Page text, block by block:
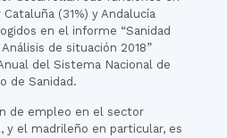
(31%) y Andalucía
en el informe “Sanidad
de situación 2018”
del Sistema Nacional de
de Sanidad.
de empleo en el sector
y el madrileño en particular, es